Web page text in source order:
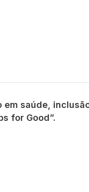
em saúde,
for Good”.